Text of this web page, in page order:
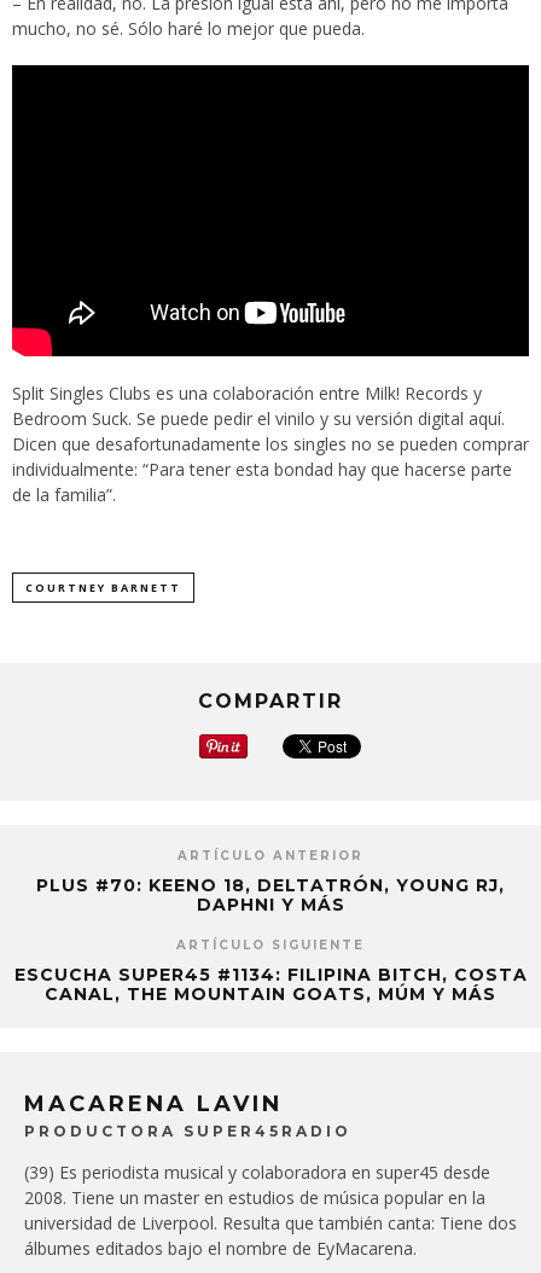
mucho, no sé. Sólo haré lo mejor que pueda.
Split Singles Clubs es una colaboración entre Milk! Records y
Bedroom Suck. Se puede pedir el vinilo y su versión digital aquí.
Dicen que desafortunadamente los singles no se pueden comprar
individualmente: “Para tener esta bondad hay que hacerse parte
de la familia”.
COURTNEY BARNETT
COMPARTIR
ARTÍCULO ANTERIOR
PLUS #70: KEENO 18, DELTATRÓN, YOUNG RJ,
DAPHNI Y MÁS
ARTÍCULO SIGUIENTE
ESCUCHA SUPER45 #1134: FILIPINA BITCH, COSTA
CANAL, THE MOUNTAIN GOATS, MÚM Y MÁS
MACARENA LAVIN
PRODUCTORA SUPER45RADIO
(39) Es periodista musical y colaboradora en super45 desde
2008. Tiene un master en estudios de música popular en la
universidad de Liverpool. Resulta que también canta: Tiene dos
álbumes editados bajo el nombre de EyMacarena.